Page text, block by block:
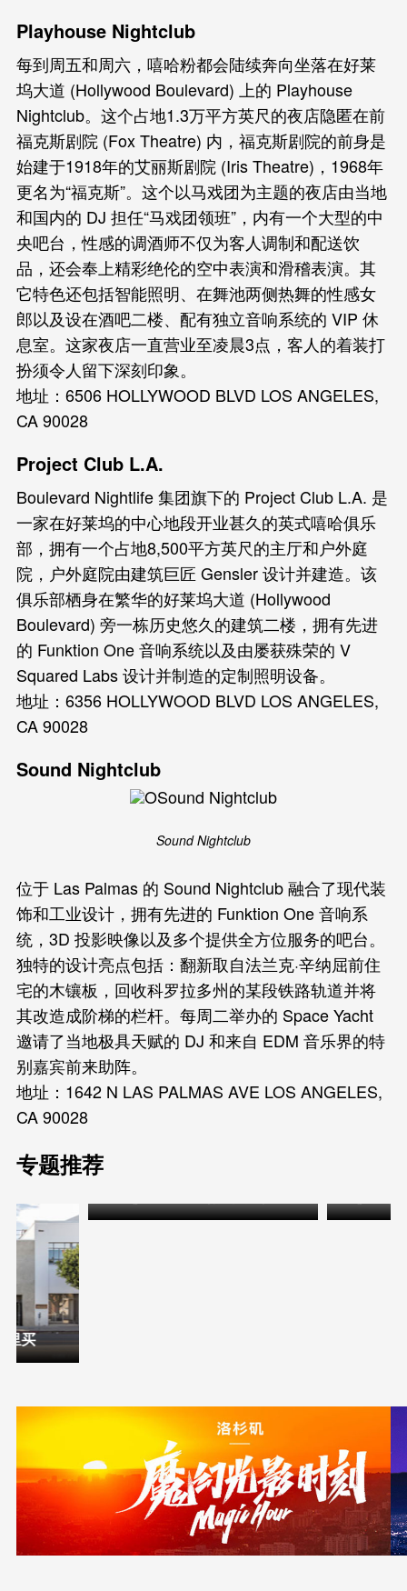
Playhouse Nightclub
每到周五和周六，嘻哈粉都会陆续奔向坐落在好莱
坞大道 (Hollywood Boulevard) 上的 Playhouse
Nightclub。这个占地1.3万平方英尺的夜店隐匿在前
福克斯剧院 (Fox Theatre) 内，福克斯剧院的前身是
始建于1918年的艾丽斯剧院 (Iris Theatre)，1968年
更名为“福克斯”。这个以马戏团为主题的夜店由当地
和国内的 DJ 担任“马戏团领班”，内有一个大型的中
央吧台，性感的调酒师不仅为客人调制和配送饮
品，还会奉上精彩绝伦的空中表演和滑稽表演。其
它特色还包括智能照明、在舞池两侧热舞的性感女
郎以及设在酒吧二楼、配有独立音响系统的 VIP 休
息室。这家夜店一直营业至凌晨3点，客人的着装打
扮须令人留下深刻印象。
地址：6506 HOLLYWOOD BLVD LOS ANGELES,
CA 90028
Project Club L.A.
Boulevard Nightlife 集团旗下的 Project Club L.A. 是
一家在好莱坞的中心地段开业甚久的英式嘻哈俱乐
部，拥有一个占地8,500平方英尺的主厅和户外庭
院，户外庭院由建筑巨匠 Gensler 设计并建造。该
俱乐部栖身在繁华的好莱坞大道 (Hollywood
Boulevard) 旁一栋历史悠久的建筑二楼，拥有先进
的 Funktion One 音响系统以及由屡获殊荣的 V
Squared Labs 设计并制造的定制照明设备。
地址：6356 HOLLYWOOD BLVD LOS ANGELES,
CA 90028
Sound Nightclub
Sound Nightclub
位于 Las Palmas 的 Sound Nightclub 融合了现代装
饰和工业设计，拥有先进的 Funktion One 音响系
统，3D 投影映像以及多个提供全方位服务的吧台。
独特的设计亮点包括：翻新取自法兰克·辛纳屈前住
宅的木镶板，回收科罗拉多州的某段铁路轨道并将
其改造成阶梯的栏杆。每周二举办的 Space Yacht
邀请了当地极具天赋的 DJ 和来自 EDM 音乐界的特
别嘉宾前来助阵。
地址：1642 N LAS PALMAS AVE LOS ANGELES,
CA 90028
专题推荐
里买